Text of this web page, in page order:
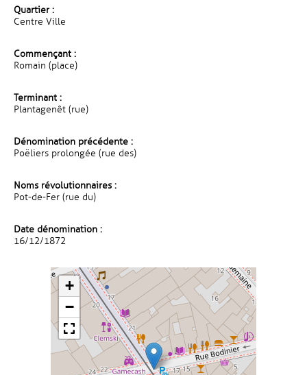
Quartier :
Centre Ville
Commençant :
Romain (place)
Terminant :
Plantagenêt (rue)
Dénomination précédente :
Poëliers prolongée (rue des)
Noms révolutionnaires :
Pot-de-Fer (rue du)
Date dénomination :
16/12/1872
+
−